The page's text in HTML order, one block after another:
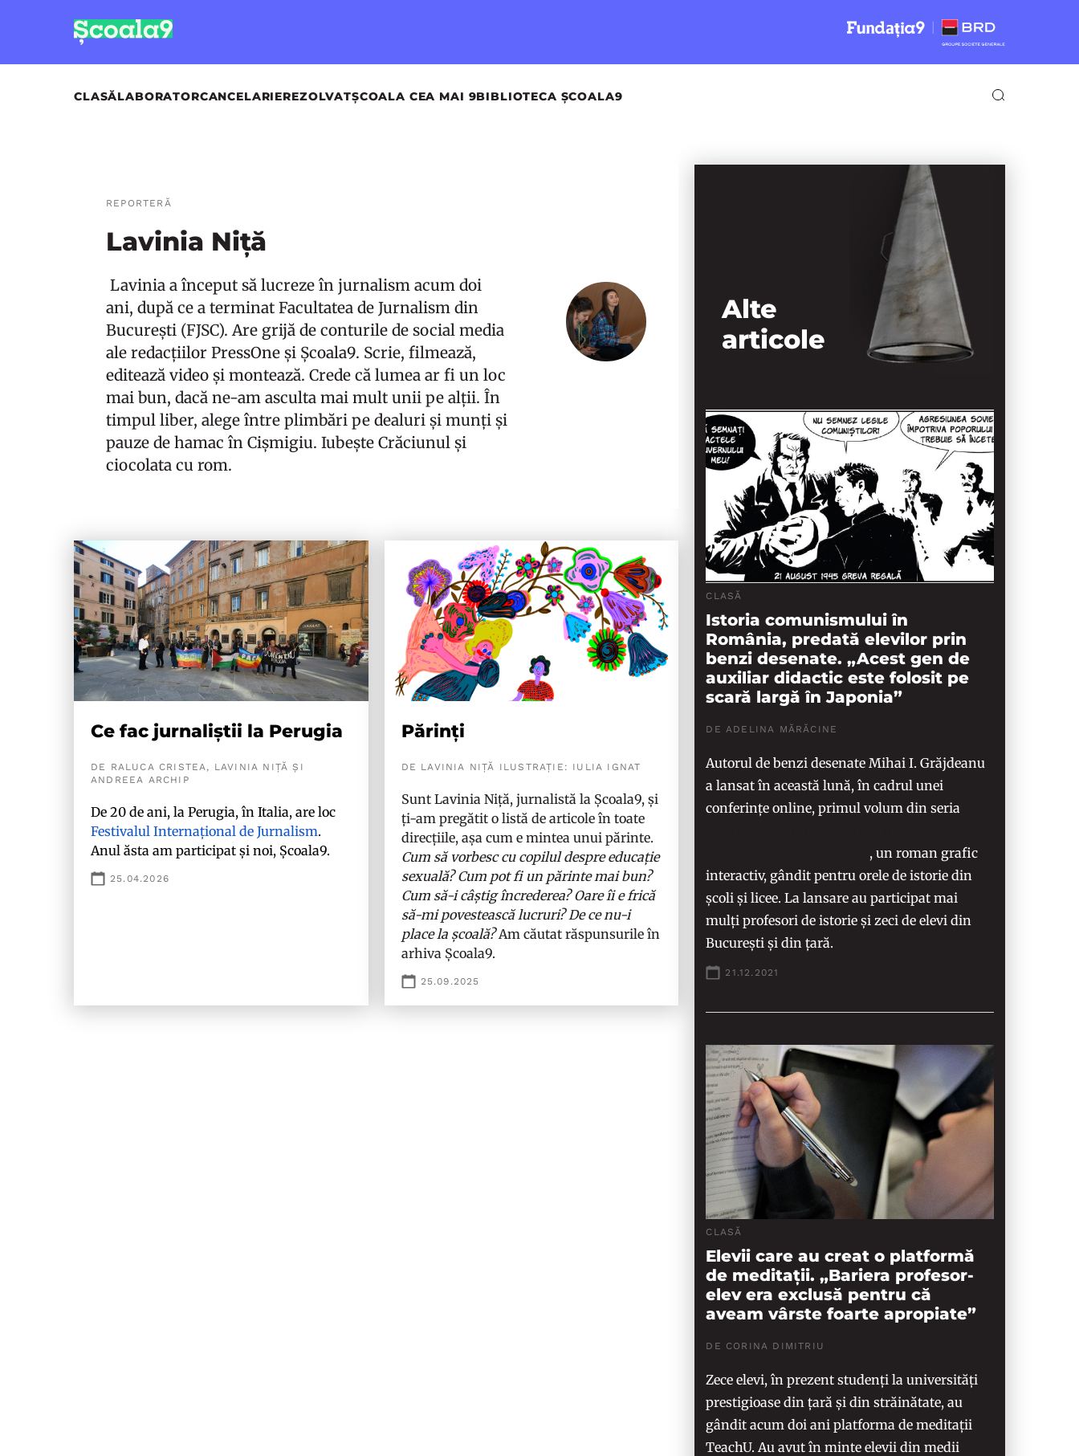
CLASĂLABORATORCANCELARIEREZOLVATȘCOALA CEA MAI 9BIBLIOTECA ȘCOALA9
REPORTERĂ
Lavinia Niță
Lavinia a început să lucreze în jurnalism acum doi
ani, după ce a terminat Facultatea de Jurnalism din
București (FJSC). Are grijă de conturile de social media
ale redacțiilor PressOne și Școala9. Scrie, filmează,
editează video și montează. Crede că lumea ar fi un loc
mai bun, dacă ne-am asculta mai mult unii pe alții. În
timpul liber, alege între plimbări pe dealuri și munți și
pauze de hamac în Cișmigiu. Iubește Crăciunul și
ciocolata cu rom.
Ce fac jurnaliștii la Perugia
DE RALUCA CRISTEA, LAVINIA NIȚĂ ȘI
ANDREEA ARCHIP
De 20 de ani, la Perugia, în Italia, are loc
Festivalul Internațional de Jurnalism.
Anul ăsta am participat și noi, Școala9.
25.04.2026
Părinți
DE LAVINIA NIȚĂ ILUSTRAȚIE: IULIA IGNAT
Sunt Lavinia Niță, jurnalistă la Școala9, și
ți-am pregătit o listă de articole în toate
direcțiile, așa cum e mintea unui părinte.
Cum să vorbesc cu copilul despre educație
sexuală? Cum pot fi un părinte mai bun?
Cum să-i câștig încrederea? Oare îi e frică
să-mi povestească lucruri? De ce nu-i
place la școală?Am căutat răspunsurile în
arhiva Școala9.
25.09.2025
Alte
articole
CLASĂ
Istoria comunismului în
România, predată elevilor prin
benzi desenate. „Acest gen de
auxiliar didactic este folosit pe
scară largă în Japonia”
DE ADELINA MĂRĂCINE
Autorul de benzi desenate Mihai I. Grăjdeanu
a lansat în această lună, în cadrul unei
conferințe online, primul volum din seria
, un roman grafic
interactiv, gândit pentru orele de istorie din
școli și licee. La lansare au participat mai
mulți profesori de istorie și zeci de elevi din
București și din țară.
21.12.2021
CLASĂ
Elevii care au creat o platformă
de meditații. „Bariera profesor-
elev era exclusă pentru că
aveam vârste foarte apropiate”
DE CORINA DIMITRIU
Zece elevi, în prezent studenți la universități
prestigioase din țară și din străinătate, au
gândit acum doi ani platforma de meditații
TeachU. Au avut în minte elevii din medii